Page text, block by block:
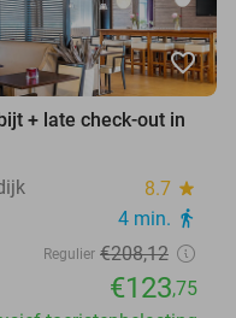
favorite_border
+ late check-out in
8.7 star
4 min. directions_walk
Regulier €208,12
€123,75